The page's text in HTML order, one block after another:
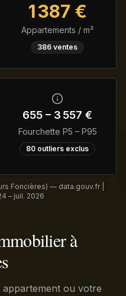
1 387 €
Appartements / m²
386 ventes
655 – 3 557 €
Fourchette P5 – P95
80 outliers exclus
Foncières) — data.gouv.fr |
– juil. 2026
à
ou votre